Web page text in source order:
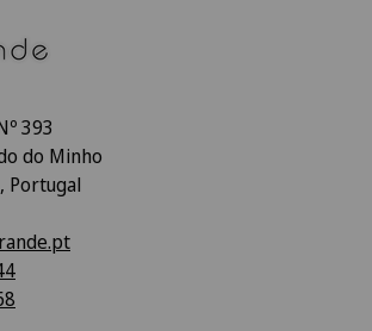
393
do Minho
Portugal